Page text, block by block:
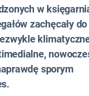
w
zachęcały
sporym